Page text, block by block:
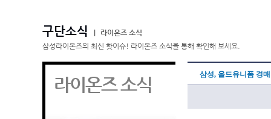
구단소식
라이온즈 소식
삼성라이온즈의 최신 핫이슈! 라이온즈 소식을 통해 확인해 보세요.
라이온즈 소식 삼성, 올드유니폼 경